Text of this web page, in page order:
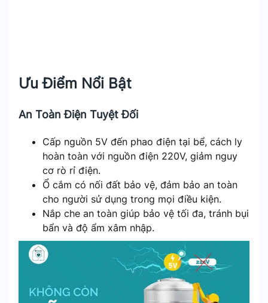
Ưu Điểm Nổi Bật
An Toàn Điện Tuyệt Đối
Cấp nguồn 5V đến phao điện tại bể, cách ly
hoàn toàn với nguồn điện 220V, giảm nguy
cơ rò rỉ điện.
Ổ cắm có nối đất bảo vệ, đảm bảo an toàn
cho người sử dụng trong mọi điều kiện.
Nắp che an toàn giúp bảo vệ tối đa, tránh bụi
bẩn và độ ẩm xâm nhập.